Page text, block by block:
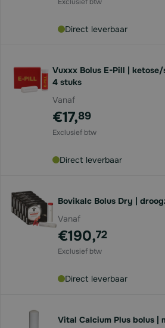
Direct leverbaar
Vuxxx Bolus E-Pill | ketose/
4 stuks
Vanaf
€17,89
Direct leverbaar
Bovikalc Bolus Dry |
Vanaf
€190,72
Direct leverbaar
Vital Calcium Plus bolus |